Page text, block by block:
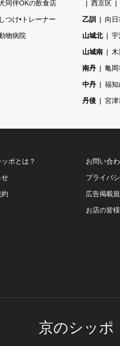
同伴OKの飲食店
しつけ•トレーナー
物病院
西京区
乙訓 向日
山城北 宇
山城南
南丹 亀岡
中丹 福知
丹後 宮津
ポとは？
せ
お問い合
プライバ
広告掲載
お店の皆
京のシッポ